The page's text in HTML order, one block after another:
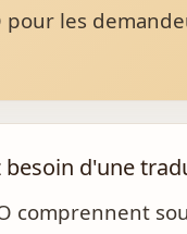
pour les
besoin d'une
comprennent